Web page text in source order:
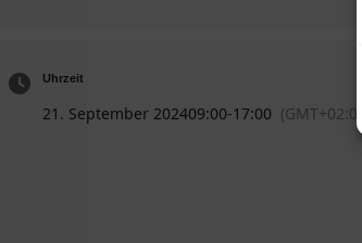
Uhrzeit
21. September 202409:00-17:00 (GMT+02:00)